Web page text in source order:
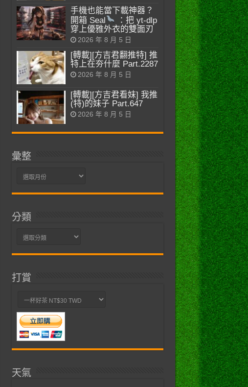
手機也能當下載神器？
開箱 Seal
：把 yt-dlp
穿上優雅外衣的雙面刃
2026 年 8 月 5 日
[轉載][方吉君翻推特] 推
特上在夯什麼 Part.2287
2026 年 8 月 5 日
[轉載][方吉君看妹] 我推
(特)的妹子 Part.647
2026 年 8 月 5 日
彙整
彙
分類
分
打賞
天氣